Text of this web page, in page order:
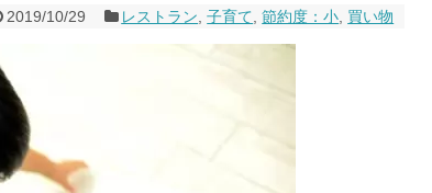
3～
の制限を消す方法
2026年8月1日
対象外へ！11月から
イント有効期限が8月末まで？
せない！最大15%増量のチャンス。8/1~31あたりまで
じぶん銀行からチャージで抽選。8/31まで
2019/10/29 レストラン ,子育て ,節約度：小 買い物